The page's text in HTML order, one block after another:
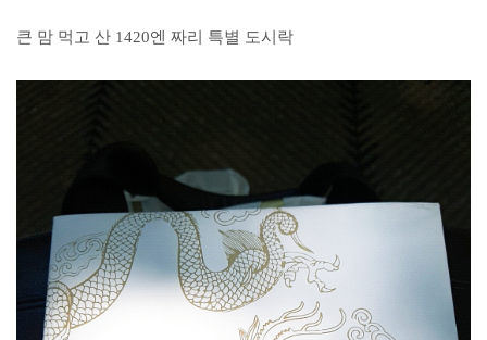
큰 맘 먹고 산 1420엔 짜리 특별 도시락